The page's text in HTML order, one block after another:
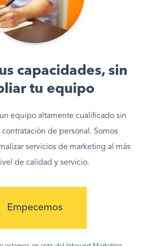
capacidades, sin
tu equipo
equipo altamente cualificado sin
de personal. Somos
servicios de marketing al más
de calidad y servicio.
Empecemos